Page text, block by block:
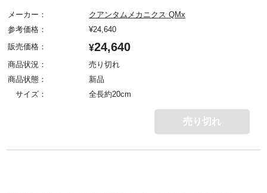
メーカー：
クアンタムメカニクス QMx
参考価格：
¥24,640
販売価格：
¥24,640
商品状況：
売り切れ
商品状態：
新品
サイズ：
全長約20cm
売り切れ